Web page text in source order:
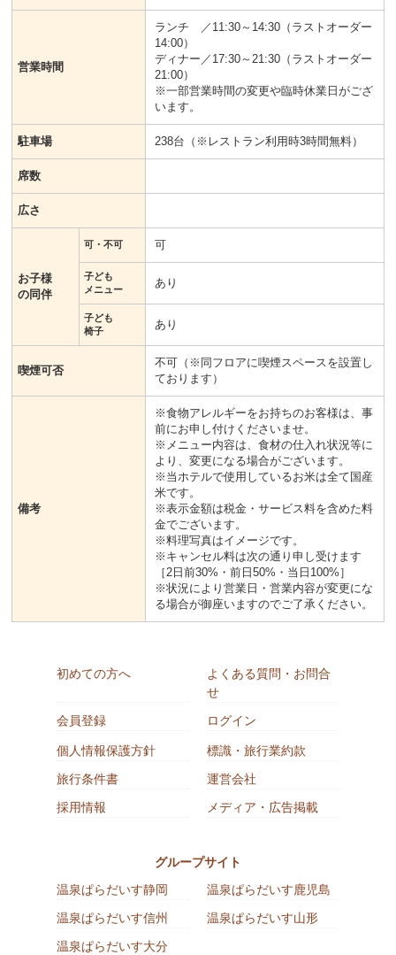
営業時間
ランチ ／11:30～14:30（ラストオーダー
14:00）
ディナー／17:30～21:30（ラストオーダー
21:00）
※一部営業時間の変更や臨時休業日がござ
います。
駐車場 238台（※レストラン利用時3時間無料）
席数
広さ
お子様
の同伴
可・不可 可
子ども
メニュー
あり
子ども
椅子
あり
喫煙可否
不可（※同フロアに喫煙スペースを設置し
ております）
備考
※食物アレルギーをお持ちのお客様は、事
前にお申し付けくださいませ。
※メニュー内容は、食材の仕入れ状況等に
より、変更になる場合がございます。
※当ホテルで使用しているお米は全て国産
米です。
※表示金額は税金・サービス料を含めた料
金でございます。
※料理写真はイメージです。
※キャンセル料は次の通り申し受けます
［2日前30%・前日50%・当日100%］
※状況により営業日・営業内容が変更にな
る場合が御座いますのでご了承ください。
初めての方へ
よくある質問・お問合
せ
会員登録
ログイン
個人情報保護方針
標識・旅行業約款
旅行条件書
運営会社
採用情報
メディア・広告掲載
グループサイト
温泉ぱらだいす静岡
温泉ぱらだいす鹿児島
温泉ぱらだいす信州
温泉ぱらだいす山形
温泉ぱらだいす大分